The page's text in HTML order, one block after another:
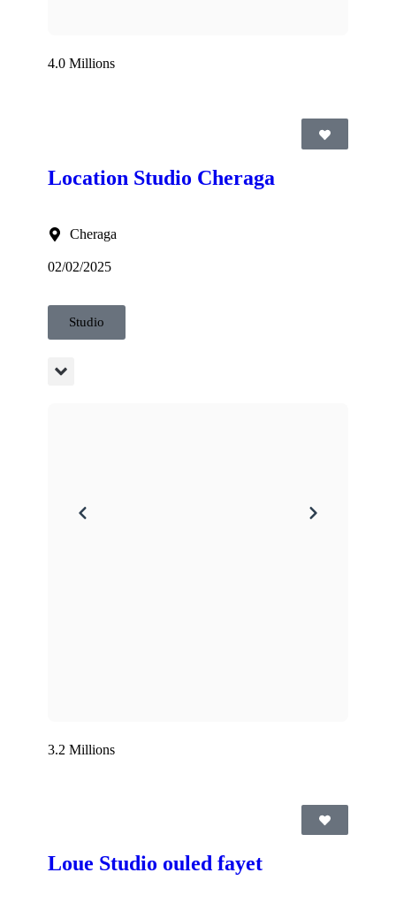
4.0 Millions
Location Studio Cheraga
Cheraga
02/02/2025
Studio
3.2 Millions
Loue Studio ouled fayet